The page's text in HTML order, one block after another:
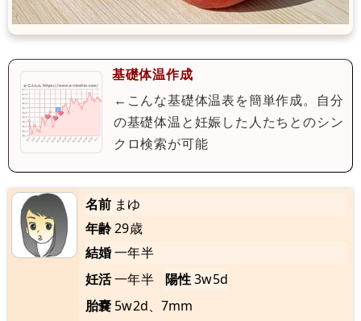
基礎体温作成
←こんな基礎体温表を簡単作成。自分
の基礎体温と妊娠した人たちとのシン
クロ検索が可能
名前 まゆ
年齢29歳
結婚一年半
妊活一年半 陽性3w5d
胎嚢 5w2d、7mm